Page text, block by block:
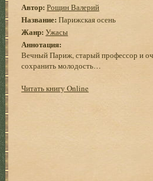
Автор: Рощин Валерий
Название: Парижская осень
Жанр: Ужасы
Аннотация:
Вечный Париж, старый профессор и
сохранить молодость…
Читать книгу Online